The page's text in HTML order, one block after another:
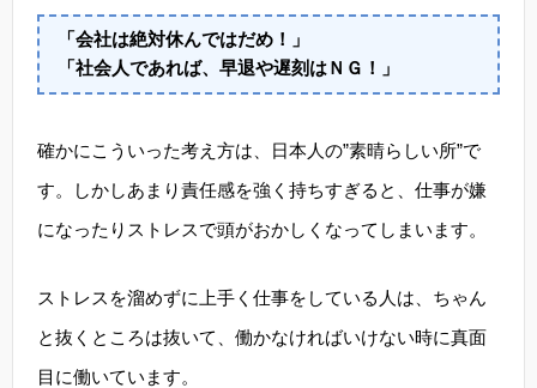
「会社は絶対休んではだめ！」
「社会人であれば、早退や遅刻はＮＧ！」
確かにこういった考え方は、日本人の”素晴らしい所”で
す。しかしあまり責任感を強く持ちすぎると、仕事が嫌
になったりストレスで頭がおかしくなってしまいます。
ストレスを溜めずに上手く仕事をしている人は、ちゃん
と抜くところは抜いて、働かなければいけない時に真面
目に働いています。